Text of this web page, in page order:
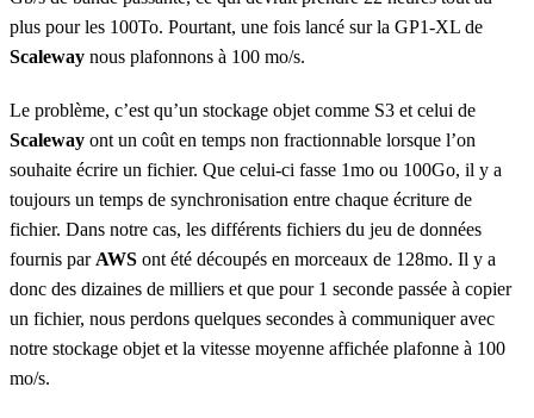
plus pour les 100To. Pourtant, une fois lancé sur la GP1-XL de
Scaleway nous plafonnons à 100 mo/s.
Le problème, c’est qu’un stockage objet comme S3 et celui de
Scaleway ont un coût en temps non fractionnable lorsque l’on
souhaite écrire un fichier. Que celui-ci fasse 1mo ou 100Go, il y a
toujours un temps de synchronisation entre chaque écriture de
fichier. Dans notre cas, les différents fichiers du jeu de données
fournis par AWS ont été découpés en morceaux de 128mo. Il y a
donc des dizaines de milliers et que pour 1 seconde passée à copier
un fichier, nous perdons quelques secondes à communiquer avec
notre stockage objet et la vitesse moyenne affichée plafonne à 100
mo/s.